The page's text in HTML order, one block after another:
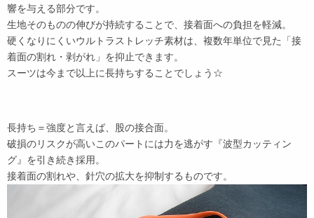
響を与える部分です。
生地そのものの伸びが持続することで、接着面への負担を軽減。
硬くなりにくいウルトラストレッチ素材は、複数年単位で見た「接
着面の割れ・剥がれ」を抑止できます。
スーツは今まで以上に長持ちすることでしょう☆
長持ち＝強度と言えば、股の接合面。
破損のリスクが高いこのパートには力を逃がす『波型カッティン
グ』を引き続き採用。
接着面の割れや、針穴の拡大を抑制するものです。